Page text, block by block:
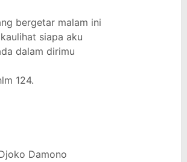
bergetar malam ini
siapa aku
dalam dirimu
124.
Damono